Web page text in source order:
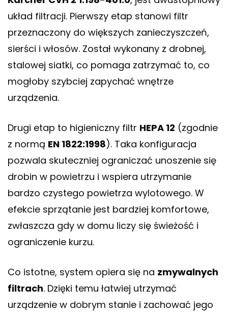
układ filtracji. Pierwszy etap stanowi filtr
przeznaczony do większych zanieczyszczeń,
sierści i włosów. Został wykonany z drobnej,
stalowej siatki, co pomaga zatrzymać to, co
mogłoby szybciej zapychać wnętrze
urządzenia.
Drugi etap to higieniczny filtr HEPA 12 (zgodnie
z normą EN 1822:1998). Taka konfiguracja
pozwala skuteczniej ograniczać unoszenie się
drobin w powietrzu i wspiera utrzymanie
bardzo czystego powietrza wylotowego. W
efekcie sprzątanie jest bardziej komfortowe,
zwłaszcza gdy w domu liczy się świeżość i
ograniczenie kurzu.
Co istotne, system opiera się na zmywalnych
filtrach. Dzięki temu łatwiej utrzymać
urządzenie w dobrym stanie i zachować jego